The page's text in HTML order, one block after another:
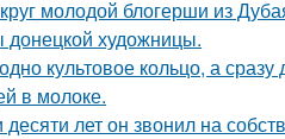
молодой блогерши из
донецкой художницы.
культовое кольцо, а сразу
в молоке.
лет он звонил на